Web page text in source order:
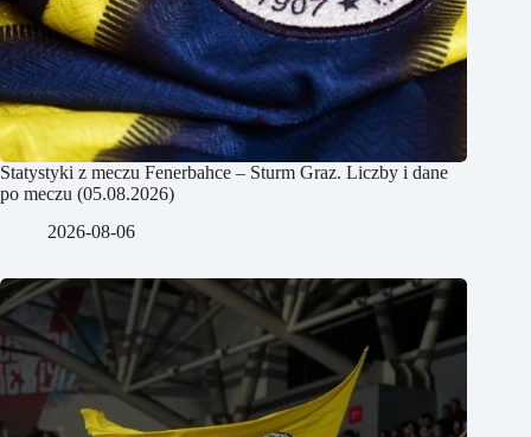
Statystyki z meczu Fenerbahce – Sturm Graz. Liczby i dane
po meczu (05.08.2026)
2026-08-06